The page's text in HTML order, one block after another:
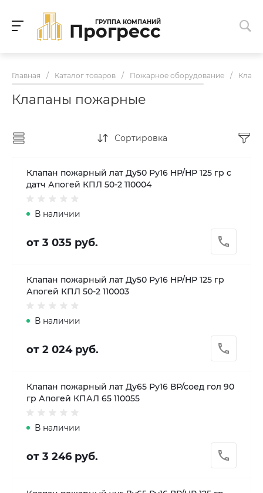
ГРУППА КОМПАНИЙ
Прогресс
Главная / Каталог товаров / Пожарное оборудование /
Клапаны пожарные
Сортировка
Клапан пожарный лат Ду50 Ру16 НР/НР 125 гр с
датч Апогей КПЛ 50-2 110004
В наличии
от 3 035 руб.
Клапан пожарный лат Ду50 Ру16 НР/НР 125 гр
Апогей КПЛ 50-2 110003
В наличии
от 2 024 руб.
Клапан пожарный лат Ду65 Ру16 ВР/соед гол 90
гр Апогей КПАЛ 65 110055
В наличии
от 3 246 руб.